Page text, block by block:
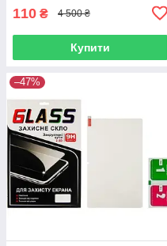
110 ₴ 4 500 ₴
Купити
–47%